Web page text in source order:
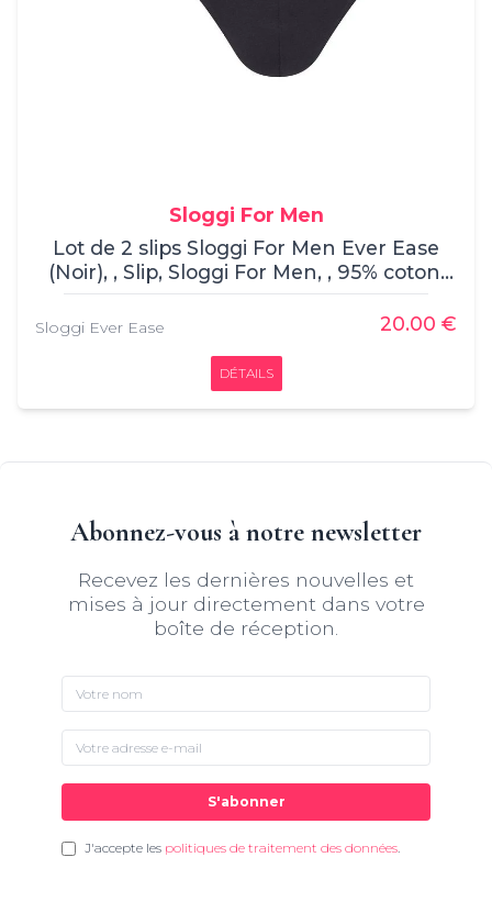
Sloggi For Men
Lot de 2 slips Sloggi For Men Ever Ease
(Noir), , Slip, Sloggi For Men, , 95% coton,
5% élasthanne
Sloggi Ever Ease 20.00 €
DÉTAILS
Abonnez-vous à notre newsletter
Recevez les dernières nouvelles et
mises à jour directement dans votre
boîte de réception.
S'abonner
J'accepte les politiques de traitement des données.